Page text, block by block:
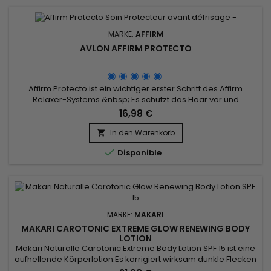
MARKE: AFFIRM
AVLON AFFIRM PROTECTO
Affirm Protecto ist ein wichtiger erster Schritt des Affirm
Relaxer-Systems.&nbsp; Es schützt das Haar vor und
während der Entspannungsphase und legt den Grundstein
für ein gelungenes Relaxer-Erlebnis.&nbsp; Pre-Relaxer
Conditioner, der während des Relaxers tief in die Haarfaser
eindringt, wenn der pH-Wert des Haares relativ hoch ist und
die Nagelhaut...
16,98 €
 In den Warenkorb
 Disponible
MARKE: MAKARI
MAKARI CAROTONIC EXTREME GLOW RENEWING BODY
LOTION
Makari Naturalle Carotonic Extreme Body Lotion SPF 15 ist eine
aufhellende Körperlotion.Es korrigiert wirksam dunkle Flecken